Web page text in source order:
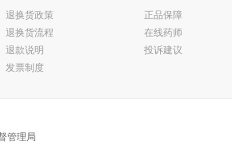
退换货政策
退换货流程
退款说明
发票制度
正品保障
在线药师
投诉建议
管理局